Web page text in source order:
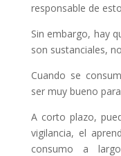
responsable de
Sin embargo, hay
son sustanciales,
Cuando se
ser muy bueno
A corto plazo,
vigilancia, el
consumo a